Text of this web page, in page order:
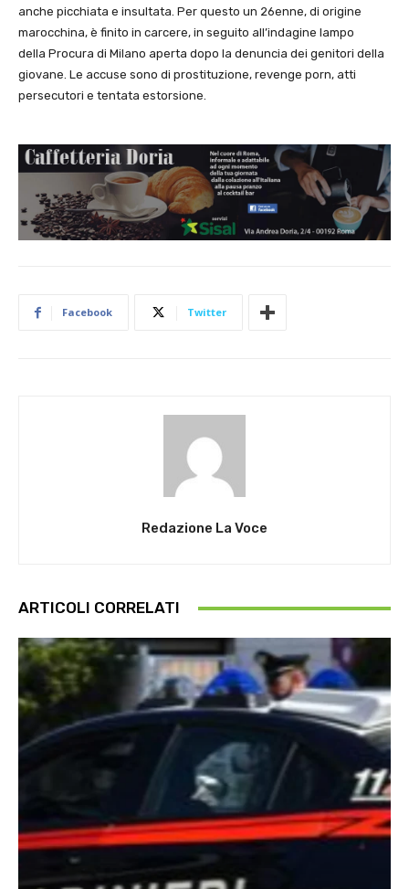
anche picchiata e insultata. Per questo un 26enne, di origine
marocchina, è finito in carcere, in seguito all’indagine lampo
della Procura di Milano aperta dopo la denuncia dei genitori della
giovane. Le accuse sono di prostituzione, revenge porn, atti
persecutori e tentata estorsione.
Facebook Twitter
Redazione La Voce
ARTICOLI CORRELATI